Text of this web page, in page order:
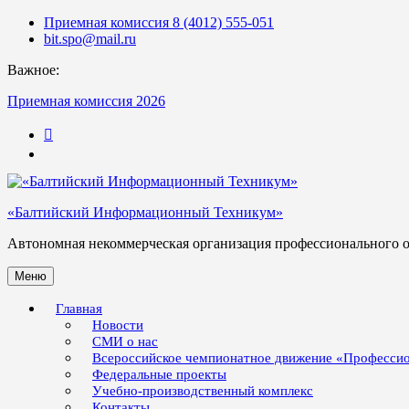
Skip
Приемная комиссия 8 (4012) 555-051
bit.spo@mail.ru
Важное:
Приемная комиссия 2026
«Балтийский Информационный Техникум»
Автономная некоммерческая организация профессионального
Меню
Главная
Новости
СМИ о нас
Всероссийское чемпионатное движение
Федеральные проекты
Учебно-производственный комплекс